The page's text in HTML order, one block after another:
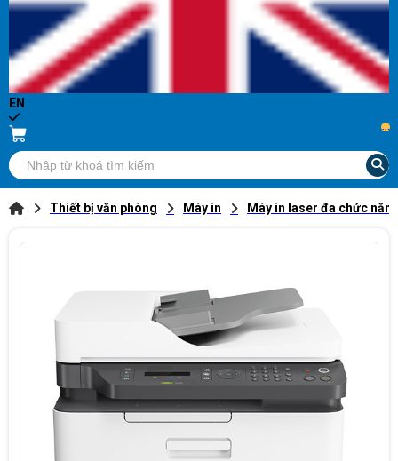
EN
...
Thiết bị văn phòng Máy in Máy in laser đa chức